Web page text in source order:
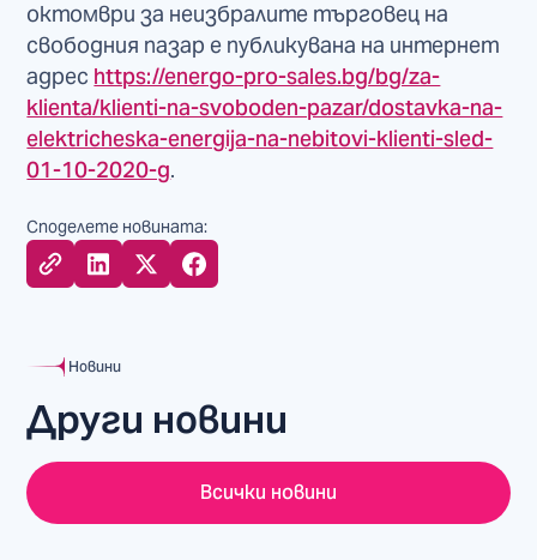
октомври за неизбралите търговец на
свободния пазар е публикувана на интернет
адрес https://energo-pro-sales.bg/bg/za-
klienta/klienti-na-svoboden-pazar/dostavka-na-
elektricheska-energija-na-nebitovi-klienti-sled-
01-10-2020-g.
Споделете новината:
Новини
Други новини
Всички новини